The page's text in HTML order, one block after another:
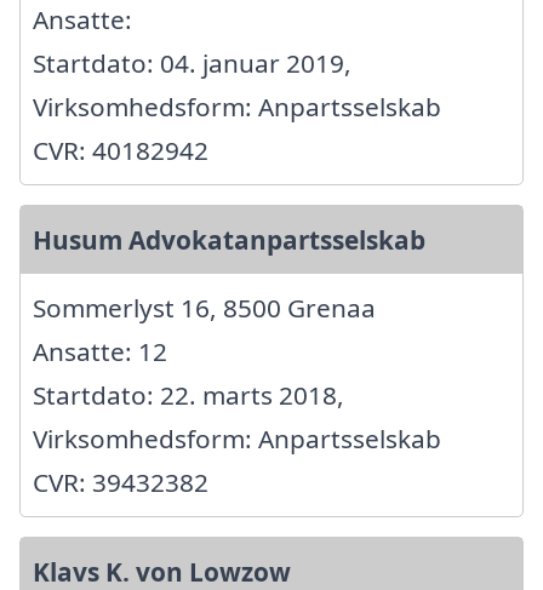
Ansatte:
Startdato: 04. januar 2019,
Virksomhedsform: Anpartsselskab
CVR: 40182942
Husum Advokatanpartsselskab
Sommerlyst 16, 8500 Grenaa
Ansatte: 12
Startdato: 22. marts 2018,
Virksomhedsform: Anpartsselskab
CVR: 39432382
Klavs K. von Lowzow